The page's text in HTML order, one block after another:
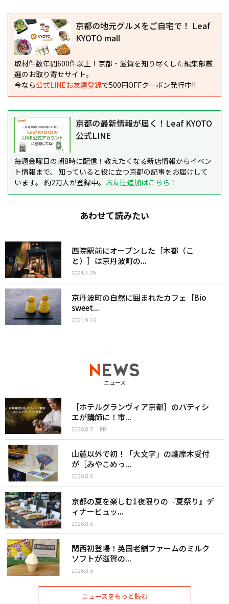
京都の地元グルメをご自宅で！ Leaf
KYOTO mall
取材件数年間600件以上！京都・滋賀を知り尽くした編集部厳
選のお取り寄せサイト。
今なら公式LINEお友達登録で500円OFFクーポン発行中!!
京都の最新情報が届く！Leaf KYOTO
公式LINE
毎週金曜日の朝8時に配信！教えたくなる新店情報からイベン
ト情報まで、 知っていると役に立つ京都の記事をお届けして
います。 約2万人が登録中。 お友達追加はこちら！
あわせて読みたい
西院駅前にオープンした［木都（こ
と）］は京丹波町の...
2024.4.29
京丹波町の自然に囲まれたカフェ［Bio
sweet...
2021.9.16
ニュース
［ホテルグランヴィア京都］のパティシ
エが講師に！市...
2026.8.7 PR
山麓以外で初！「大文字」の護摩木受付
が［みやこめっ...
2026.8.6
京都の夏を楽しむ1夜限りの『夏祭り』デ
ィナービュッ...
2026.8.6
関西初登場！英国老舗ファームのミルク
ソフトが滋賀の...
2026.8.6
ニュースをもっと読む